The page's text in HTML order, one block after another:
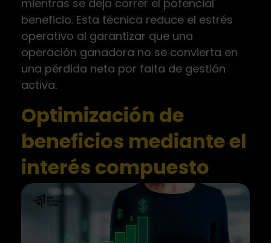
mientras se deja correr el potencial
beneficio. Esta técnica reduce el estrés
operativo al garantizar que una
operación ganadora no se convierta en
una pérdida neta por falta de gestión
activa.
Optimización de
beneficios mediante el
interés compuesto